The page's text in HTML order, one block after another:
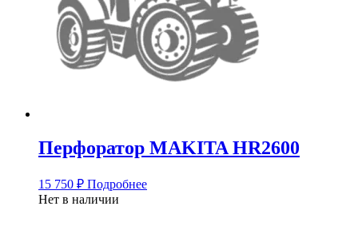
Перфоратор MAKITA HR2600
15 750 ₽ Подробнее
Нет в наличии